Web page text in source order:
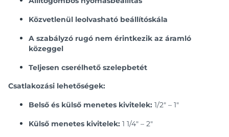
Közvetlenül leolvasható beállítóskála
A szabályzó rugó nem érintkezik az áramló
közeggel
Teljesen cserélhető szelepbetét
Csatlakozási lehetőségek:
Belső és külső menetes kivitelek: 1/2" – 1"
Külső menetes kivitelek: 1 1/4" – 2"